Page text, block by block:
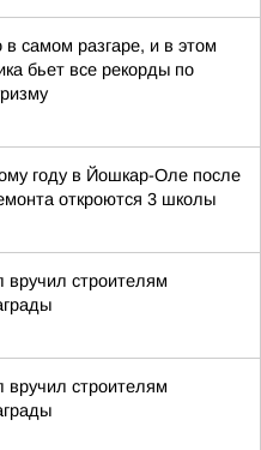
в самом разгаре, и в этом
бьет все рекорды по
году в Йошкар-Оле после
откроются 3 школы
строителям
строителям